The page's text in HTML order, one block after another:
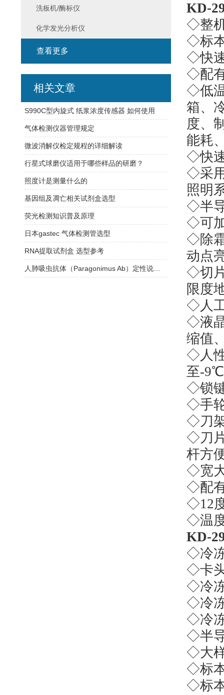
KD-
◇整
◇标
◇快
◇配
◇低
箱、
度、
能耗
◇快
◇采
照明
◇半
◇可
◇除
动点
◇切
限度
◇人
◇液
缩值
◇人
至-9℃
◇锁
◇手
◇刀
◇刀
杆方
◇宽
◇配
◇12
◇温
KD-
◇冷
◇卡
◇冷
◇冷
◇冷
◇半
◇大
◇标
◇标
洗板机/酶标仪
化学发光分析仪
查看更多
相关文章
S990C型内旋式 纸浆浓度传感器 如何使用
气体检测仪器管理规定
微波消解仪检定规程的详细解读
行星式球磨仪适用于哪些样品的研磨？
照度计是测量什么的
基因组及凋亡相关试剂盒选型
荧光检测知识普及原理
日本gastec 气体检测管选型
RNA提取试剂盒 选型参考